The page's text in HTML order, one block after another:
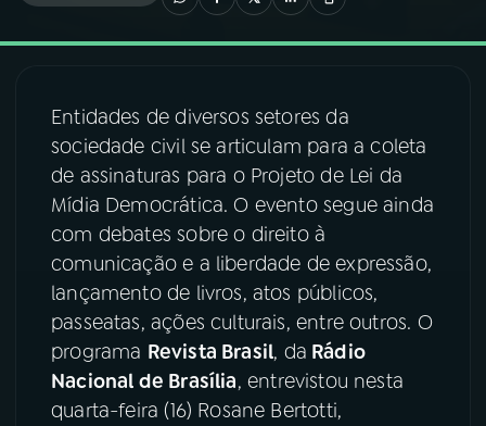
03PROGRAMAÇÃO
04PROGRAMAS
PODCASTS
06VIDEOCASTS
ÚLTIMAS
08 FESTIVAL DE MÚSICA
Entidades de diversos setores da
sociedade civil se articulam para a coleta
de assinaturas para o Projeto de Lei da
Mídia Democrática. O evento segue ainda
com debates sobre o direito à
comunicação e a liberdade de expressão,
lançamento de livros, atos públicos,
passeatas, ações culturais, entre outros. O
programa Revista Brasil, da Rádio
Nacional de Brasília, entrevistou nesta
quarta-feira (16) Rosane Bertotti,